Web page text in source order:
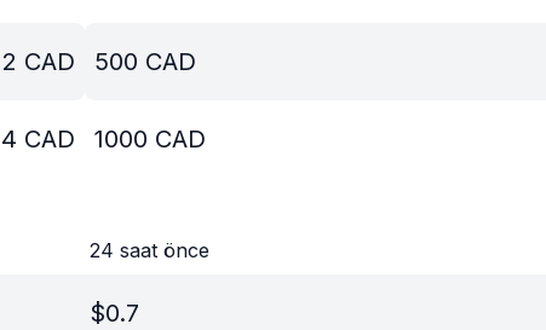
CAD
CAD
500 CAD
1000 CAD
24 saat önce
$0.7